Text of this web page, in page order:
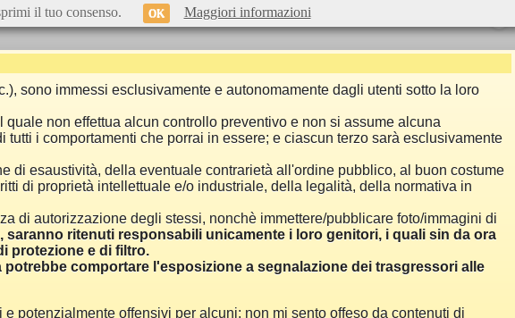
sono immessi esclusivamente e autonomamente dagli utenti sotto la loro
non effettua alcun controllo preventivo e non si assume alcuna
i comportamenti che porrai in essere; e ciascun terzo sarà esclusivamente
di esaustività, della eventuale contrarietà all'ordine pubblico, al buon costume
di proprietà intellettuale e/o industriale, della legalità, della normativa in
di autorizzazione degli stessi, nonchè immettere/pubblicare foto/immagini di
ritenuti responsabili unicamente i loro genitori, i quali sin da ora
protezione e di filtro.
comportare l'esposizione a segnalazione dei trasgressori alle
potenzialmente offensivi per alcuni; non mi sento offeso da contenuti di
il tuo consenso. OK Maggiori informazioni